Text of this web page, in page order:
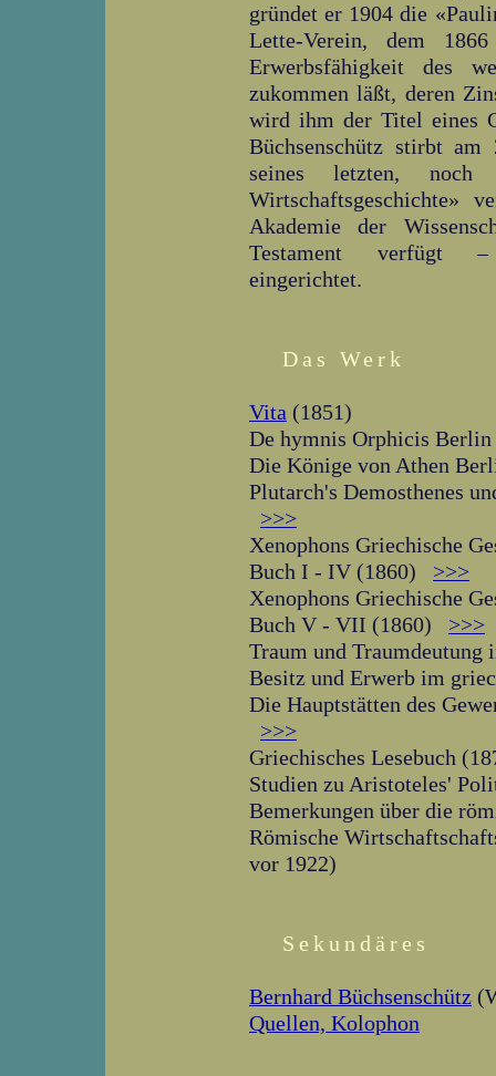
gründet er 1904 die
Lette-Verein, dem
Erwerbsfähigkeit des
zukommen läßt, deren
wird ihm der Titel eines
Büchsenschütz stirbt
seines letzten, noch
Wirtschaftsgeschichte»
Akademie der
Testament verfügt –
eingerichtet.
Das Werk
Vita (1851)
De hymnis Orphicis
Die Könige von Athen
Plutarch's Demosthenes
>>>
Xenophons Griechische
Buch I - IV (1860) >>>
Xenophons Griechische
Buch V - VII (1860) >>>
Traum und
Besitz und Erwerb im
Die Hauptstätten des
>>>
Griechisches Lesebuch
Studien zu Aristoteles'
Bemerkungen über die
Römische
vor 1922)
Sekundäres
Bernhard Büchsenschütz
Quellen, Kolophon